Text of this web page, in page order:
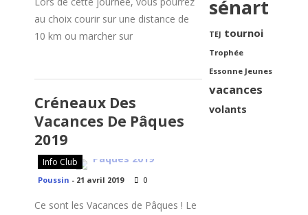
au choix courir sur une distance de
10 km ou marcher sur
Créneaux Des
Vacances De Pâques
2019
Info Club
Poussin - 21 avril 2019 0
Ce sont les Vacances de Pâques ! Le
sénart
TEJ tournoi
Trophée
Essonne Jeunes
vacances
volants